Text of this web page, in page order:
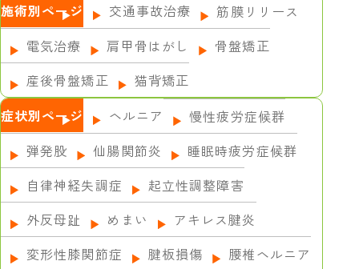
施術別ページ
交通事故治療
筋膜リリース
電気治療
肩甲骨はがし
骨盤矯正
産後骨盤矯正
猫背矯正
症状別ページ
ヘルニア
慢性疲労症候群
弾発股
仙腸関節炎
睡眠時疲労症候群
自律神経失調症
起立性調整障害
外反母趾
めまい
アキレス腱炎
変形性膝関節症
腱板損傷
腰椎ヘルニア